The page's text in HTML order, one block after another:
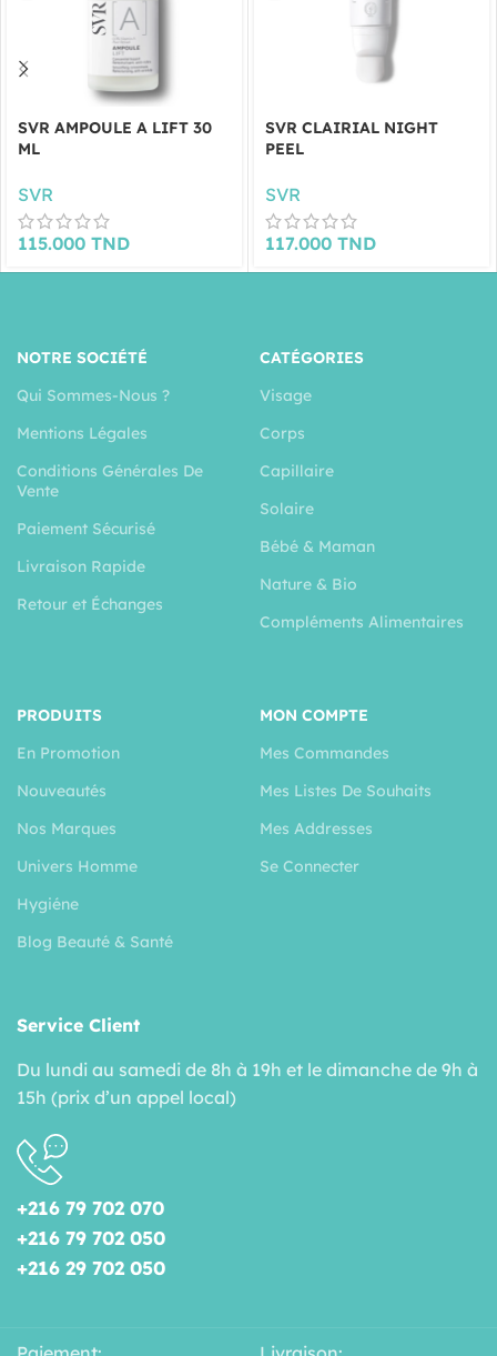
SVR AMPOULE A LIFT 30
ML
SVR
115.000 TND
SVR CLAIRIAL NIGHT
PEEL
SVR
117.000 TND
NOTRE SOCIÉTÉ
Qui Sommes-Nous ?
Mentions Légales
Conditions Générales De
Vente
Paiement Sécurisé
Livraison Rapide
Retour et Échanges
CATÉGORIES
Visage
Corps
Capillaire
Solaire
Bébé & Maman
Nature & Bio
Compléments Alimentaires
PRODUITS
En Promotion
Nouveautés
Nos Marques
Univers Homme
Hygiéne
Blog Beauté & Santé
MON COMPTE
Mes Commandes
Mes Listes De Souhaits
Mes Addresses
Se Connecter
Service Client
Du lundi au samedi de 8h à 19h et le dimanche de 9h à
15h (prix d’un appel local)
+216 79 702 070
+216 79 702 050
+216 29 702 050